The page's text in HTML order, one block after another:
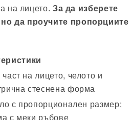
на лицето. За да изберете
да проучите пропорциите
на лицето, челото и
стеснена форма
с пропорционален размер;
с меки ръбове